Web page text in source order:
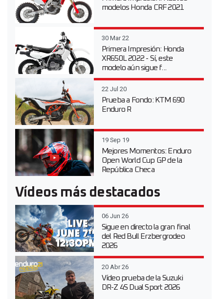
modelos Honda CRF 2021
30 Mar 22
Primera Impresión: Honda
XR650L 2022 - Sí, este
modelo aún sigue f...
22 Jul 20
Prueba a Fondo: KTM 690
Enduro R
19 Sep 19
Mejores Momentos: Enduro
Open World Cup GP de la
República Checa
Vídeos más destacados
06 Jun 26
Sigue en directo la gran final
del Red Bull Erzbergrodeo
2026
20 Abr 26
Vídeo prueba de la Suzuki
DR-Z 4S Dual Sport 2026